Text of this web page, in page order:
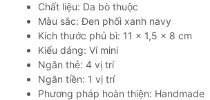
Chất liệu: Da bò thuộc
Màu sắc: Đen phối xanh navy
Kích thước phủ bì: 11 x 1,5 x 8 cm
Kiểu dáng: Ví mini
Ngăn thẻ: 4 vị trí
Ngăn tiền: 1 vị trí
Phương pháp hoàn thiện: Handmade